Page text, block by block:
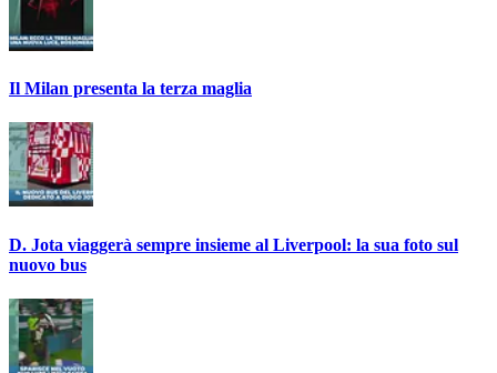
Il Milan presenta la terza maglia
D. Jota viaggerà sempre insieme al Liverpool: la sua foto sul
nuovo bus